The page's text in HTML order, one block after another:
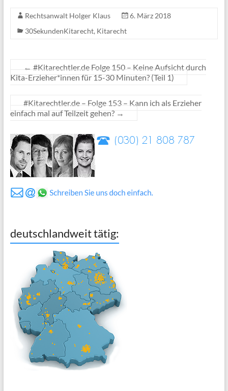
Rechtsanwalt Holger Klaus
6. März 2018
30SekundenKitarecht, Kitarecht
← #Kitarechtler.de Folge 150 – Keine Aufsicht durch
Kita-Erzieher*innen für 15-30 Minuten? (Teil 1)
#Kitarechtler.de – Folge 153 – Kann ich als Erzieher
einfach mal auf Teilzeit gehen? →
deutschlandweit tätig: